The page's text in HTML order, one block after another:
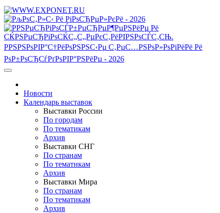
Новости
Календарь выставок
Выставки России
По городам
По тематикам
Архив
Выставки СНГ
По странам
По тематикам
Архив
Выставки Мира
По странам
По тематикам
Архив